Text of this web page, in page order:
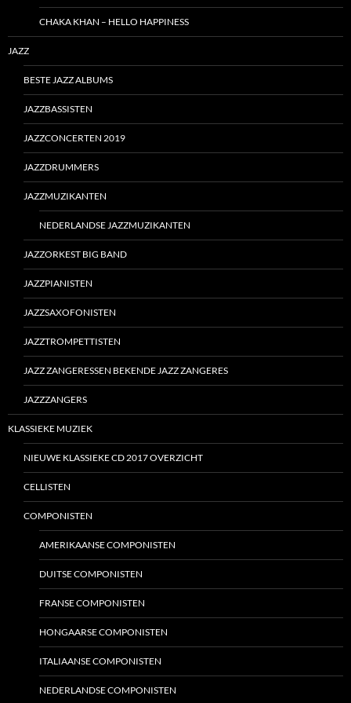
CHAKA KHAN – HELLO HAPPINESS
JAZZ
BESTE JAZZ ALBUMS
JAZZBASSISTEN
JAZZCONCERTEN 2019
JAZZDRUMMERS
JAZZMUZIKANTEN
NEDERLANDSE JAZZMUZIKANTEN
JAZZORKEST BIG BAND
JAZZPIANISTEN
JAZZSAXOFONISTEN
JAZZTROMPETTISTEN
JAZZ ZANGERESSEN BEKENDE JAZZ ZANGERES
JAZZZANGERS
KLASSIEKE MUZIEK
NIEUWE KLASSIEKE CD 2017 OVERZICHT
CELLISTEN
COMPONISTEN
AMERIKAANSE COMPONISTEN
DUITSE COMPONISTEN
FRANSE COMPONISTEN
HONGAARSE COMPONISTEN
ITALIAANSE COMPONISTEN
NEDERLANDSE COMPONISTEN